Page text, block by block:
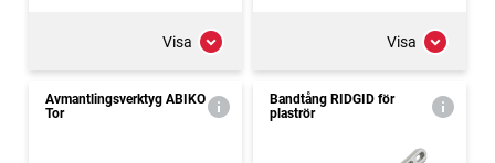
Visa Visa
Avmantlingsverktyg ABIKO
Tor
Bandtång RIDGID för
plaströr